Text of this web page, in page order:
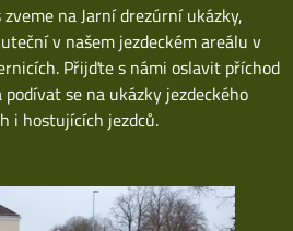
zveme na Jarní drezúrní ukázky,
v našem jezdeckém areálu v
Přijďte s námi oslavit příchod
se na ukázky jezdeckého
i hostujících jezdců.